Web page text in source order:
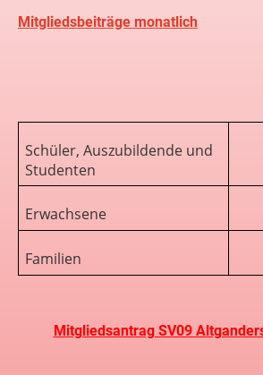
Mitgliedsbeiträge monatlich
Schüler, Auszubildende und
Studenten
Erwachsene
Familien
Mitgliedsantrag SV09